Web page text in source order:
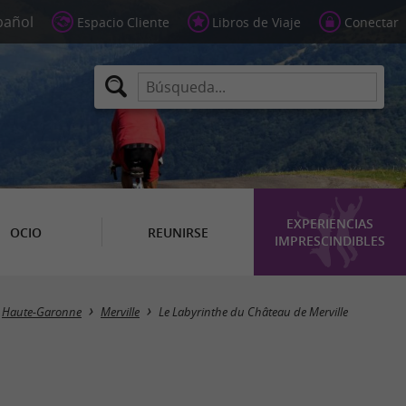
Espacio Cliente Libros de Viaje Conectar
OCIO REUNIRSE
EXPERIENCIAS
IMPRESCINDIBLES
Haute-Garonne Merville Le Labyrinthe du Château de Merville